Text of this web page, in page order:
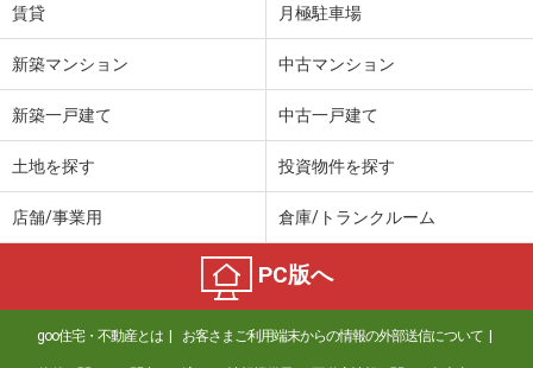
賃貸 月極駐車場
新築マンション 中古マンション
新築一戸建て 中古一戸建て
土地を探す 投資物件を探す
店舗/事業用 倉庫/トランクルーム
PC版へ
goo住宅・不動産とは お客さまご利用端末からの情報の外部送信について